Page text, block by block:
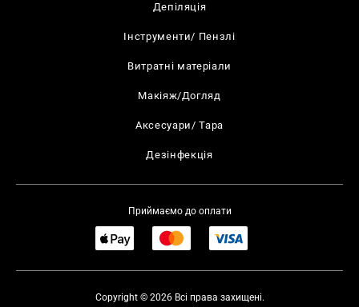
Депіляція
Інструменти/ Пензлі
Витратні матеріали
Макіяж/Догляд
Аксесуари/ Тара
Дезінфекція
Приймаємо до оплати
Copyright © 2026 Всі права захищені.